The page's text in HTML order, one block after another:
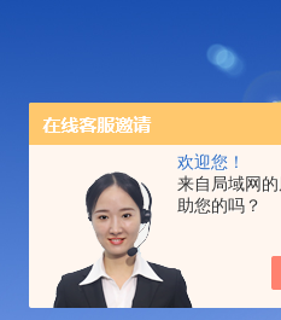
欢迎您！
来自局域网
助您的吗？